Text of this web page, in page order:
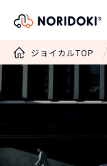
ジョイカルTOP